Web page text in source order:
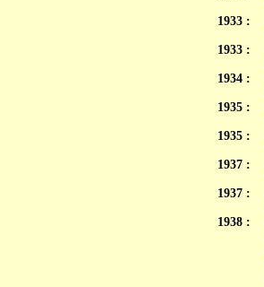
1933 :
1933 :
1934 :
1935 :
1935 :
1937 :
1937 :
1938 :